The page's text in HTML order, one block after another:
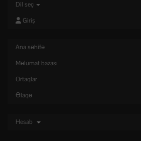
Dil seç
Giriş
Ana səhifə
Məlumat bazası
Ortaqlar
Əlaqə
Hesab